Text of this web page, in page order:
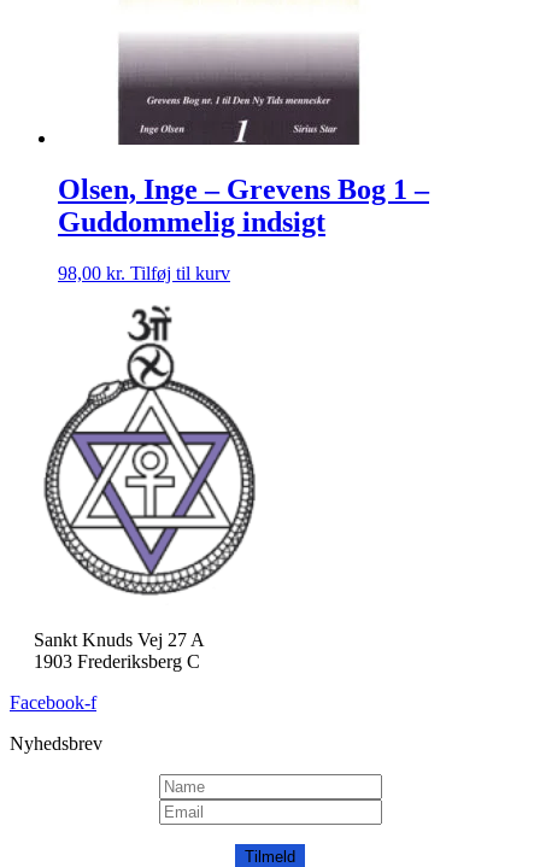
Olsen, Inge – Grevens Bog 1 –
Guddommelig indsigt
98,00 kr. Tilføj til kurv
Sankt Knuds Vej 27 A
1903 Frederiksberg C
Facebook-f
Nyhedsbrev
Tilmeld